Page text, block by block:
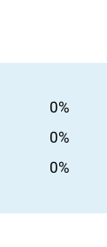
0%
0%
0%